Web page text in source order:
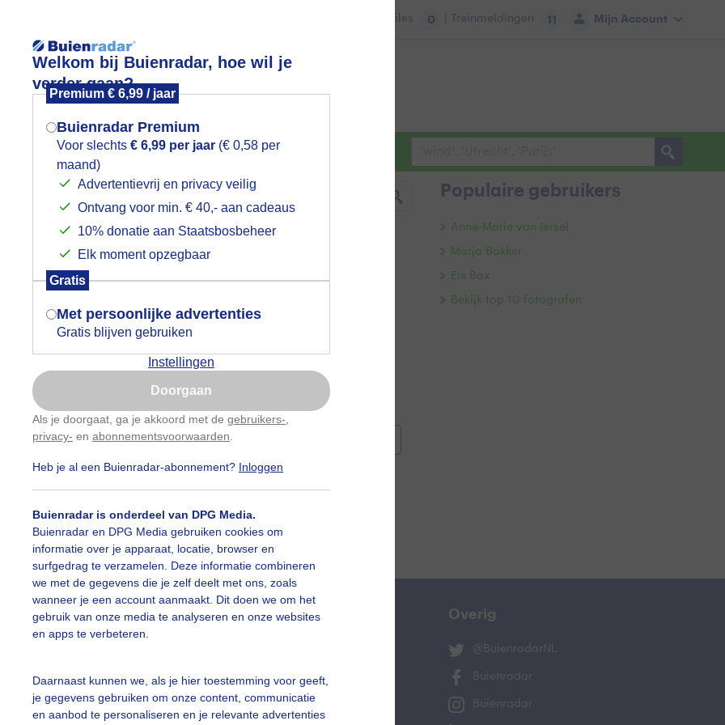
Welkom bij Buienradar, hoe wil je
verder gaan?
Premium € 6,99 / jaar
Buienradar Premium
Voor slechts € 6,99 per jaar (€ 0,58 per
maand)
Advertentievrij en privacy veilig
Ontvang voor min. € 40,- aan cadeaus
10% donatie aan Staatsbosbeheer
Elk moment opzegbaar
Gratis
Met persoonlijke advertenties
Gratis blijven gebruiken
Instellingen
Doorgaan
Als je doorgaat, ga je akkoord met de gebruikers-
privacy- en abonnementsvoorwaarden
Heb je al een Buienradar-abonnement? Inloggen
Buienradar is onderdeel van DPG Media.
Buienradar en DPG Media gebruiken cookies om
informatie over je apparaat, locatie, browser en
surfgedrag te verzamelen. Deze informatie combineren
we met de gegevens die je zelf deelt met ons, zoals
wanneer je een account aanmaakt. Dit doen we om het
gebruik van onze media te analyseren en onze websites
en apps te verbeteren.
Daarnaast kunnen we, als je hier toestemming voor geeft,
je gegevens gebruiken om onze content, communicatie
en aanbod te personaliseren en je relevante advertenties
Mijn Account
Files 0 | Treinmeldingen 11
Foto en video Weerzine
slideshow
Een moment geduld aub...
#bewolking #bewolkt
#fietser #fietsers #grondmist
#kinderen #kiters #kurkdroog
#maan #mist
#opklaringen #paraplu
#sproeien #stapelwolkjes
alle categorieën
Populaire gebruikers
Anne-Marie van Iersel
Marja Bakker
Els Bax
Bekijk top 10 fotografen
vragen
Mijn weer Overig
@BuienradarNL
Buienradar
Buienradar
Mogen we je locatie gebruiken voor
het weer?
Indien je hier nog geen akkoord op hebt
gegeven, verschijnt er zo een pop-up uit
je browser waarin deze toestemming
gevraagd wordt.
Is goed, toon de popup
Nu niet, misschien later
Gebruik je Safari en wil je niet elke dag deze pop-up
Klikhierom dit aan te passen